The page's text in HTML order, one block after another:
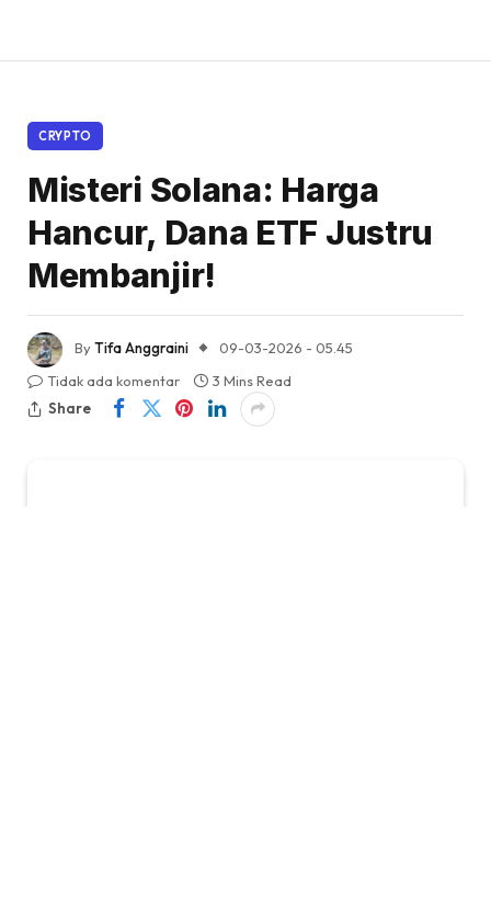
CRYPTO
Misteri Solana: Harga
Hancur, Dana ETF Justru
Membanjir!
ByTifa Anggraini
09-03-2026 - 05.45
Tidak ada komentar
3 Mins Read
Share